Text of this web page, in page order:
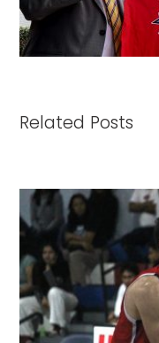
Related Posts